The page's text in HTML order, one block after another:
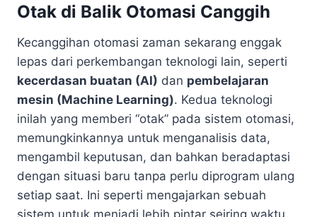
Otak di Balik Otomasi Canggih
Kecanggihan otomasi zaman sekarang enggak
lepas dari perkembangan teknologi lain, seperti
kecerdasan buatan (AI) dan pembelajaran
mesin (Machine Learning). Kedua teknologi
inilah yang memberi “otak” pada sistem otomasi,
memungkinkannya untuk menganalisis data,
mengambil keputusan, dan bahkan beradaptasi
dengan situasi baru tanpa perlu diprogram ulang
setiap saat. Ini seperti mengajarkan sebuah
sistem untuk menjadi lebih pintar seiring waktu,